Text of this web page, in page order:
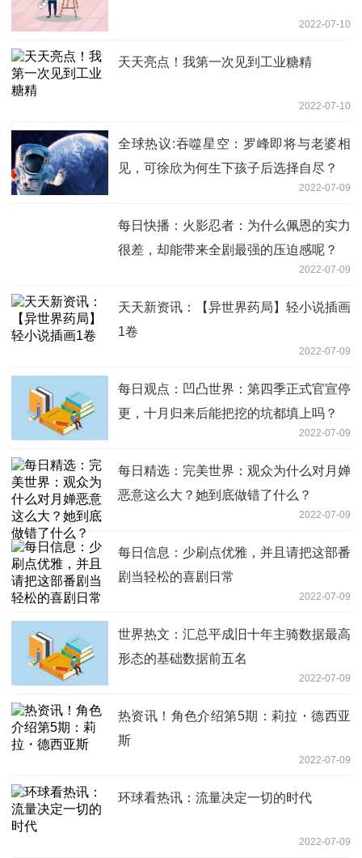
2022-07-10
天天亮点！我第一次见到工业糖精
2022-07-10
全球热议:吞噬星空：罗峰即将与老婆相
见，可徐欣为何生下孩子后选择自尽？
2022-07-09
每日快播：火影忍者：为什么佩恩的实力
很差，却能带来全剧最强的压迫感呢？
2022-07-09
天天新资讯：【异世界药局】轻小说插画
1卷
2022-07-09
每日观点：凹凸世界：第四季正式官宣停
更，十月归来后能把挖的坑都填上吗？
2022-07-09
每日精选：完美世界：观众为什么对月婵
恶意这么大？她到底做错了什么？
2022-07-09
每日信息：少刷点优雅，并且请把这部番
剧当轻松的喜剧日常
2022-07-09
世界热文：汇总平成旧十年主骑数据最高
形态的基础数据前五名
2022-07-09
热资讯！角色介绍第5期：莉拉・德西亚
斯
2022-07-09
环球看热讯：流量决定一切的时代
2022-07-09